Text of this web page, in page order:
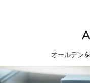
オールデン